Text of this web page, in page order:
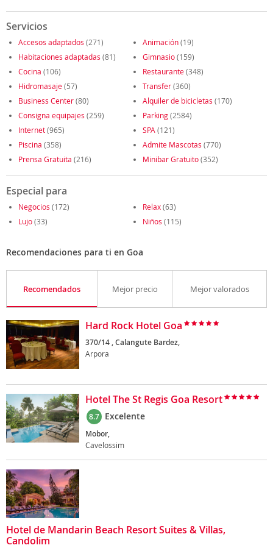
Servicios
Accesos adaptados (271) Animación(19)
Habitaciones adaptadas (81) Gimnasio(159)
Cocina (106) Restaurante(348)
Hidromasaje(57) Transfer(360)
Business Center(80) Alquiler de bicicletas (170)
Consigna equipajes (259) Parking(2584)
Internet(965) SPA (121)
Piscina (358) Admite Mascotas (770)
Prensa Gratuita (216) Minibar Gratuito(352)
Especial para
Negocios (172) Relax(63)
Lujo(33) Niños (115)
Recomendaciones para ti en Goa
Recomendados Mejor precio Mejor valorados
Hard Rock Hotel Goa
370/14 , Calangute Bardez,
Arpora
Hotel The St Regis Goa Resort
8.7 Excelente
Mobor,
Cavelossim
Hotel de Mandarin Beach Resort Suites & Villas,
Candolim